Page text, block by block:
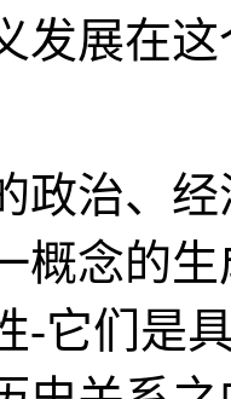
发展在
政治、
概念的
-它们是